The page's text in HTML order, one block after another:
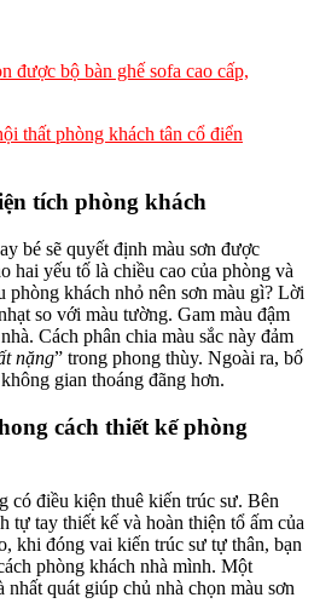
được bộ bàn ghế sofa cao cấp,
thất phòng khách tân cổ điển
tích phòng khách
bé sẽ quyết định màu sơn được
hai yếu tố là chiều cao của phòng và
phòng khách nhỏ nên sơn màu gì? Lời
so với màu tường. Gam màu đậm
Cách phân chia màu sắc này đảm
nặng” trong phong thùy. Ngoài ra, bố
gian thoáng đãng hơn.
cách thiết kế phòng
có điều kiện thuê kiến trúc sư. Bên
tự tay thiết kế và hoàn thiện tổ ấm của
khi đóng vai kiến trúc sư tự thân, bạn
phòng khách nhà mình. Một
nhất quát giúp chủ nhà chọn màu sơn